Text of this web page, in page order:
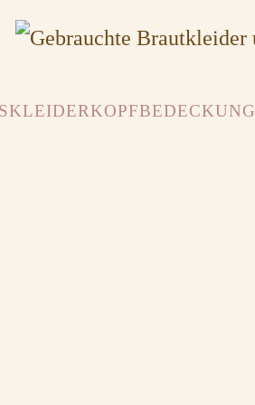
KOPFBEDECKUNG